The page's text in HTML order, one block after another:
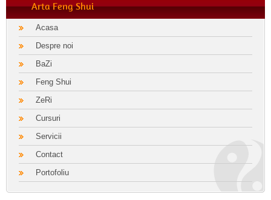
Arta Feng Shui
Acasa
Despre noi
BaZi
Feng Shui
ZeRi
Cursuri
Servicii
Contact
Portofoliu